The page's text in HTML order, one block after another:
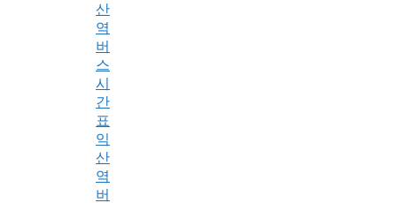
산
역
버
스
시
간
표
익
산
역
버